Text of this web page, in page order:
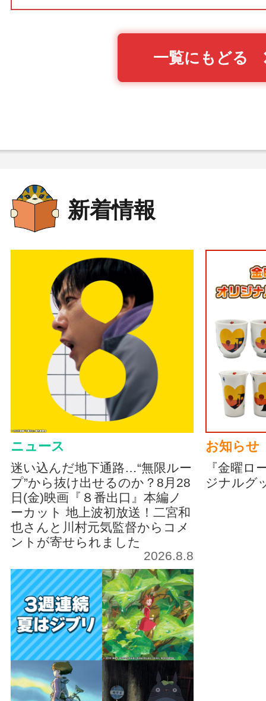
一覧にもどる
新着情報
ニュース
迷い込んだ地下通路…“無限ルー
プ”から抜け出せるのか？8月28
日(金)映画『８番出口』本編ノ
ーカット 地上波初放送！二宮和
也さんと川村元気監督からコメ
ントが寄せられました
2026.8.8
お知らせ
『金曜ロ
ジナルグ